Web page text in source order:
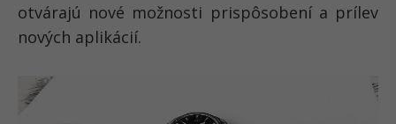
otvárajú nové možnosti prispôsobení a prílev
nových aplikácií.